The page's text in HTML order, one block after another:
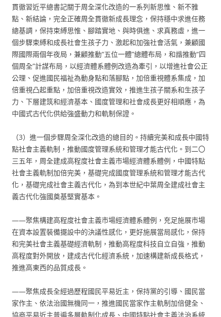
貫徹習近平總書記關于周全深化改造的一系列新思惟、新不雅
點、新結論，完全正確周全貫徹新成長理念，保持穩中求進任務
總基調，保持束縛思惟、腳踏實地、與時俱進、求真務虛，進一
個步驟束縛和成長社會生孩子力、激起和加強社會活氣，兼顧國
際國際兩個年夜局，兼顧推動“五位一體”總體布局，和諧推動“四
個周全”計謀布局，以經濟體系體例改造為牽引，以增進社會公正
公理、促進國民福祉為動身點和落腳點，加倍重視體系集成，加
倍重視凸起重點，加倍重視改造實效，推進生孩子關系和生孩子
力、下層建筑和經濟基本、國度管理和社會成長更好相順應，為
中國式古代化供給強盛動力和軌制保證。
（3）進一個步驟周全深化改造的總目的。持續完美和成長中國特
點社會主義軌制，推動國度管理系統和管理才能古代化。到二〇
三五年，周全建成高程度社會主義市場經濟體系體例，中國特點
社會主義軌制加倍完美，基礎完成國度管理系統和管理才能古代
化，基礎完成社會主義古代化，為到本世紀中葉周全建成社會主
義古代化強國奠基堅實基本。
——聚焦構建高程度社會主義市場經濟體系體例，充足施展市場
在資本設置裝備擺設中的決議性感化，更好施展當局感化，保持
和完美社會主義基礎經濟軌制，推動高程度科技自立自強，推動
高程度對外開放，建成古代化經濟系統，加速構建新成長格式，
推進高東西的品質成長。
——聚焦成長全經過歷程國民平易近主，保持黨的引導、國民當
家作主、依法治國無機同一，推進國民當家作主軌制加倍健全、
協商平易近主普遍多層軌制化成長、中國特點社會主義法治系統